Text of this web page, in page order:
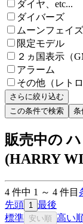
ダイヤ、etc...
ダイバーズ
ムーンフェイズ
限定モデル
２ヵ国表示（
アラーム
その他（レト
さらに絞り込む
この条件で検索
条
販売中の
(HARRY
4 件中 1 ～ 4 件目
先頭 1 最後
標準 安い順 高い